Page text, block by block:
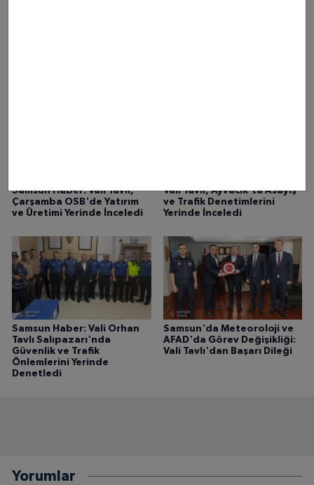
Samsun Haber: Vali Tavlı,
Çarşamba OSB'de Yatırım
ve Üretimi Yerinde İnceledi
Vali Tavlı, Ayvacık'ta Asayiş
ve Trafik Denetimlerini
Yerinde İnceledi
Samsun Haber: Vali Orhan
Tavlı Salıpazarı'nda
Güvenlik ve Trafik
Önlemlerini Yerinde
Denetledi
Samsun'da Meteoroloji ve
AFAD'da Görev Değişikliği:
Vali Tavlı'dan Başarı Dileği
Yorumlar